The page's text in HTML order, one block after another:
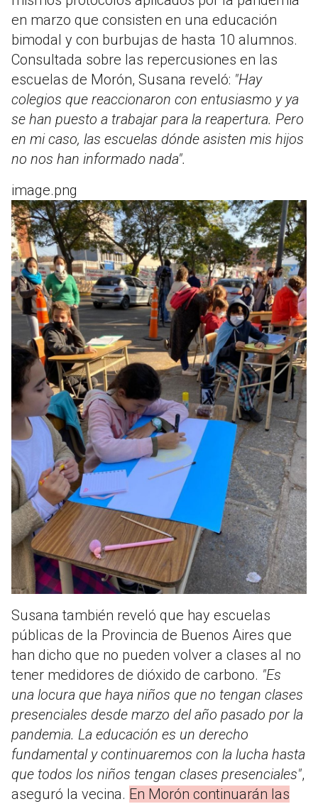
en marzo que consisten en una educación
bimodal y con burbujas de hasta 10 alumnos.
Consultada sobre las repercusiones en las
escuelas de Morón, Susana reveló: "Hay
colegios que reaccionaron con entusiasmo y ya
se han puesto a trabajar para la reapertura. Pero
en mi caso, las escuelas dónde asisten mis hijos
no nos han informado nada".
image.png
Susana también reveló que hay escuelas
públicas de la Provincia de Buenos Aires que
han dicho que no pueden volver a clases al no
tener medidores de dióxido de carbono. "Es
una locura que haya niños que no tengan clases
presenciales desde marzo del año pasado por la
pandemia. La educación es un derecho
fundamental y continuaremos con la lucha hasta
que todos los niños tengan clases presenciales",
aseguró la vecina. En Morón continuarán las